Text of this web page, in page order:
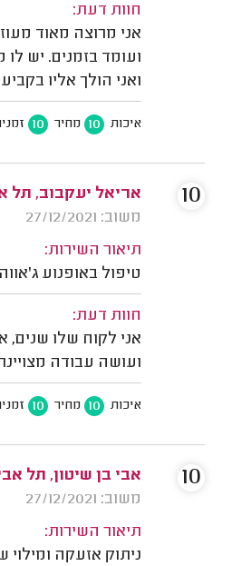
חוות דעת:
אני מרוצה מאוד
ועומד בזמנים. יש
ואני הולך אליו
איכות 10 מחיר 10
אריאל יעקבוב, תל
משוב: 27/12/2021
תיאור השירות:
טיפול באופנוע
חוות דעת:
אני לקוח שלו שנים,
ועושה עבודה
איכות 10 מחיר 10
10
אבי בן שיטון, תל
משוב: 27/12/2021
תיאור השירות:
ניתוק אזעקה ומילוי
10